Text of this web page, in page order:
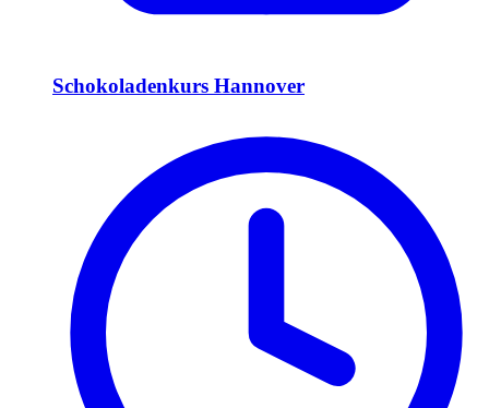
Schokoladenkurs Hannover